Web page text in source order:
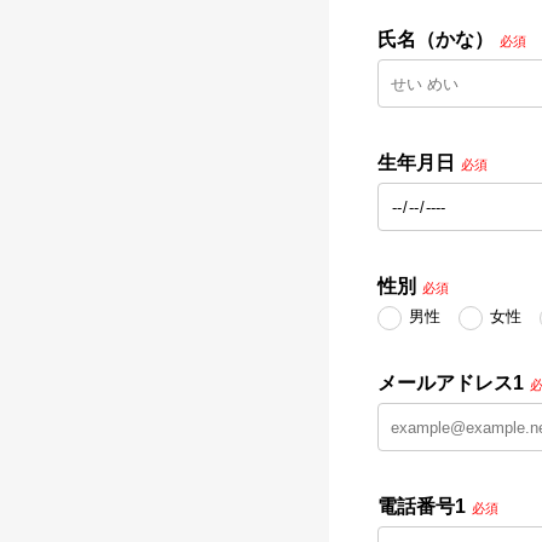
氏名（かな） 必須
生年月日 必須
性別 必須
男性 女性
メールアドレス1
電話番号1 必須